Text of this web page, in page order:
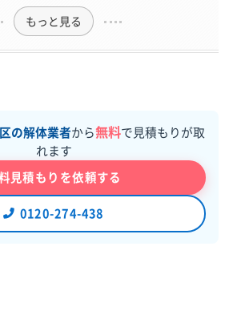
もっと見る
の解体業者から無料で見積もりが取
れます
見積もりを依頼する
0120-274-438